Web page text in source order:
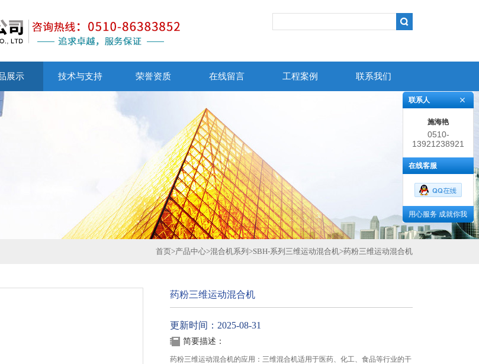
展示 技术与支持 荣誉资质 在线留言 工程案例 联系我们
首页>产品中心>混合机系列 >SBH-系列三维运动混合机>药粉三维运动混合机
药粉三维运动混合机
更新时间：2025-08-31
简要描述：
药粉三维运动混合机的应用：三维混合机适用于医药、化工、食品等行业的干
联系人
施海艳
0510-
86383852
13921238921
在线客服
用心服务 成就你我